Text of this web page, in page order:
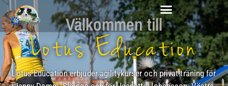
Välkommen till
Lotus Education
Lotus Education erbjuder agilitykurser och privat träning för